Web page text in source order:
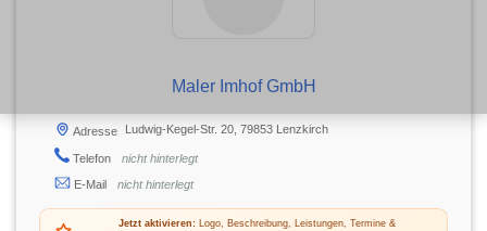
Maler Imhof GmbH
Adresse Ludwig-Kegel-Str. 20, 79853 Lenzkirch
Telefon
nicht hinterlegt
E-Mail
nicht hinterlegt
Jetzt aktivieren:Logo, Beschreibung, Leistungen, Termine &